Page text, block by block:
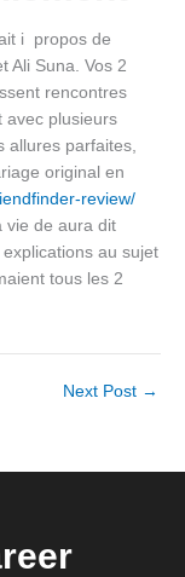
i propos de
Ali Suna. Vos 2
rencontres
avec plusieurs
allures parfaites,
original en
review/
vie de aura dit
au sujet
tous les 2
Next Post →